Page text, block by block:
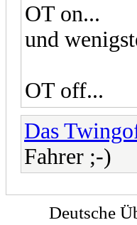
OT on...
und
OT off...
Das
Fahrer ;-)
Deutsche